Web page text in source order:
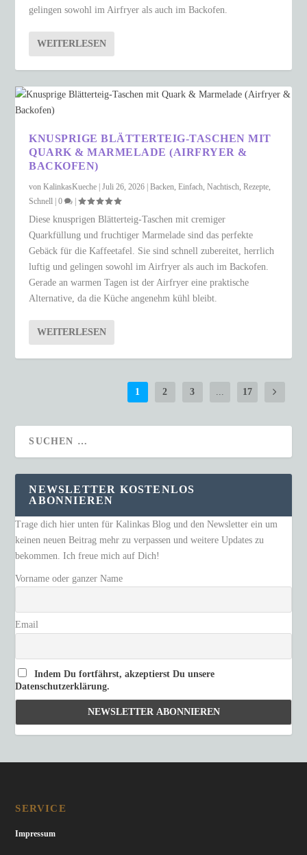
gelingen sowohl im Airfryer als auch im Backofen.
WEITERLESEN
KNUSPRIGE BLÄTTERTEIG-TASCHEN MIT
QUARK & MARMELADE (AIRFRYER &
BACKOFEN)
vonKalinkasKueche |Juli 26, 2026 |Backen,Einfach,Nachtisch,Rezepte,
Schnell |0 |
Diese knusprigen Blätterteig-Taschen mit cremiger
Quarkfüllung und fruchtiger Marmelade sind das perfekte
Gebäck für die Kaffeetafel. Sie sind schnell zubereitet, herrlich
luftig und gelingen sowohl im Airfryer als auch im Backofen.
Gerade an warmen Tagen ist der Airfryer eine praktische
Alternative, da die Küche angenehm kühl bleibt.
WEITERLESEN
1 2 3 17
NEWSLETTER KOSTENLOS
ABONNIEREN
Trage dich hier unten für Kalinkas Blog und den Newsletter ein um
keinen neuen Beitrag mehr zu verpassen und weitere Updates zu
bekommen. Ich freue mich auf Dich!
Vorname oder ganzer Name
Email
Indem Du fortfährst, akzeptierst Du unsere
Datenschutzerklärung.
SERVICE
Impressum